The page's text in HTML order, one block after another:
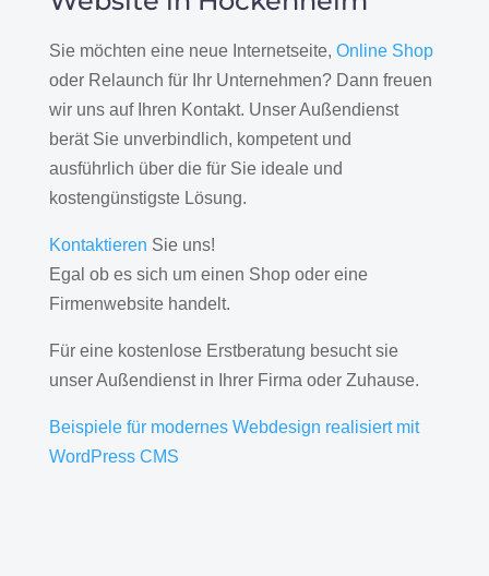
Sie möchten eine neue Internetseite, Online Shop
oder Relaunch für Ihr Unternehmen? Dann freuen
wir uns auf Ihren Kontakt. Unser Außendienst
berät Sie unverbindlich, kompetent und
ausführlich über die für Sie ideale und
kostengünstigste Lösung.
Kontaktieren Sie uns!
Egal ob es sich um einen Shop oder eine
Firmenwebsite handelt.
Für eine kostenlose Erstberatung besucht sie
unser Außendienst in Ihrer Firma oder Zuhause.
Beispiele für modernes Webdesign realisiert mit
WordPress CMS